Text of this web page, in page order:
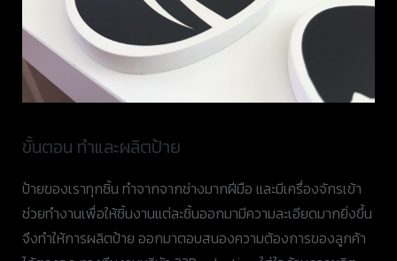
ขั้นตอน ทำและผลิตป้าย
ป้ายของเราทุกชิ้น ทำจากจากช่างมากฝีมือ และมีเครื่องจักรเข้า
ช่วยทำงานเพื่อให้ชิ้นงานแต่ละชิ้นออกมามีความละเอียดมากยิ่งขึ้น
จึงทำให้การผลิตป้าย ออกมาตอบสนองความต้องการของลูกค้า